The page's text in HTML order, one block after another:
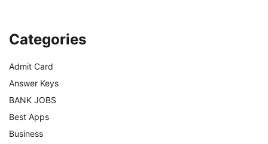
Categories
Admit Card
Answer Keys
BANK JOBS
Best Apps
Business